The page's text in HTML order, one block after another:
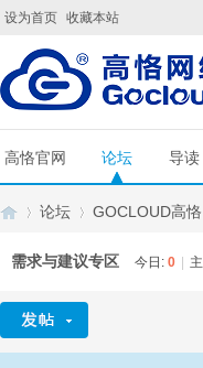
设为首页 收藏本站
高恪官网 论坛 导读
G »
论坛
›
GOCLOUD高恪
需求与建议专区 今日: 0